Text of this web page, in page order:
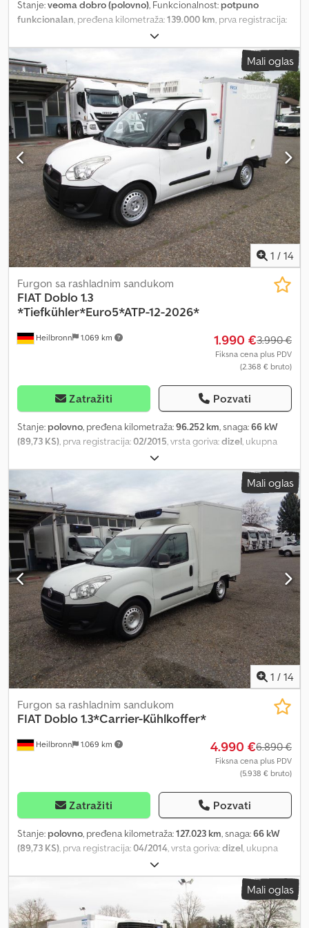
konzola, Visibility paket, 1 novi set letnjih guma, zimske gume sa
70% šare. 4 godine fabričke garancije od prve registracije. Vozilo
ima jači motor od 130 KS, što je retko. Prednji levi branik je blago
izgreban. Nova rezervna guma posebno uključena – inače nije u
standardnom paketu. Dsdpjzamnmefx Aqiock
Stanje:veoma dobro (polovno), Funkcionalnost: potpuno
funkcionalan, pređena kilometraža:139.000 km, prva registracija:
, maksimalna nosivost:
težina:2.145 kg, sledeća inspekcija (TÜV):04/2027, gorivo:dizel,
energetska efikasnost:
dnevna
kabina, broj stepeni prenosa: , emisioni razred:euro6d, broj
sedišta:2, ukupna dužina:4.406 mm, ukupna širina: 1.832 mm
dužina tovarnog prostora:1.700 mm, Godina proizvodnje:
Oprema:ABS, USB priključak, centralno zaključavanje, klima
uređaj, klizna vrata, registracija kamiona, start-stop sistem,
ugrađeni računar, vazdušni jastuk, vozilo koje nije korišćeno za
pušenje, FIAT DOBLO 1.6 JTD, 105 KS, GODINA PROIZVODNJE 2021,
PREĐENO 139.000 KM, JEDAN VLASNIK, 2 SEDIŠTA, SA KLIMOM,
EURO 6D, KORISNA NOSIVOST 631 KG, NEDAVNO ODRŽAN
KOMPLETAN SERVIS SA ZAMENOM ZUPČASTOG KAJA. Djdpfx
Ajznkwaoqieck
Mali oglas
1 / 14
Heilbronn 1.069 km
Furgon sa rashladnim sandukom
FIAT Doblo 1.3
*Tiefkühler*Euro5*ATP-12-2026*
1.990 €3.990 €
Fiksna cena plus PDV
(2.368 € bruto)
Zatražiti Pozvati
Stanje: polovno, pređena kilometraža:96.252 km, snaga:66 kW
(89,73 KS), prva registracija:02/2015, vrsta goriva:dizel, ukupna
, tip prenosa:
razred:Euro 5, broj sedišta:2, dužina tovarnog prostora:1.710 mm,
širina utovarnog prostora:
, visina tovarnog prostora:
1.450 mm
, Oprema:
centralno zaključavanje, elektronski
program stabilnosti (ESP), filter za čađ, imao je nesreću, !!!!!
GUBITAK ULJA U MOTORU !!!!! 2 sedišta, servo volan, 5-stepeni
manuelni menjač, obrtomer, vozačev vazdušni jastuk, radio-CD,
Euro5, električni podizači stakala, rashladni agregat Relec Froid
TR 22, zamrzivač, jednovratna zadnja vrata, prazna masa: oko 1.590
kg, nosivost: oko 824 kg itd. Zadržavamo pravo na greške,
međuprodaju i tipografske greške. Prodaja samo za pravna lica i
izvoz. Djdjwmxy Aspfx Aqiock !!!!! Fg-3516 !!!!Broj ključa: 5 !!!!!
Mali oglas
1 / 14
Heilbronn 1.069 km
Furgon sa rashladnim sandukom
FIAT Doblo 1.3*Carrier-Kühlkoffer*
4.990 €6.890 €
Fiksna cena plus PDV
(5.938 € bruto)
Zatražiti Pozvati
Stanje: polovno, pređena kilometraža:127.023 km, snaga:66 kW
(89,73 KS), prva registracija:04/2014, vrsta goriva:dizel, ukupna
, tip prenosa:
razred:Euro 5, broj sedišta:2, dužina tovarnog prostora:1.760 mm,
, visina tovarnog prostora:
1.420 mm
, Oprema:
centralno zaključavanje, elektronski
program stabilnosti (ESP), filter za čađ, 2 sedišta, servo volan, 5-
Mali oglas